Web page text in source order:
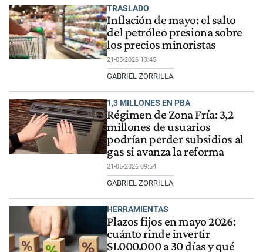
TRASLADO
Inflación de mayo: el salto
del petróleo presiona sobre
los precios minoristas
21-05-2026 13:45
GABRIEL ZORRILLA
1,3 MILLONES EN PBA
Régimen de Zona Fría: 3,2
millones de usuarios
podrían perder subsidios al
gas si avanza la reforma
21-05-2026 09:54
GABRIEL ZORRILLA
HERRAMIENTAS
Plazos fijos en mayo 2026:
cuánto rinde invertir
$1.000.000 a 30 días y qué